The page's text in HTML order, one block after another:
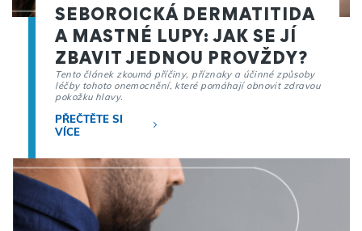
SEBOROICKÁ DERMATITIDA
A MASTNÉ LUPY: JAK SE JÍ
ZBAVIT JEDNOU PROVŽDY?
Tento článek zkoumá příčiny, příznaky a účinné způsoby
léčby tohoto onemocnění, které pomáhají obnovit zdravou
pokožku hlavy.
PŘEČTĚTE SI
VÍCE